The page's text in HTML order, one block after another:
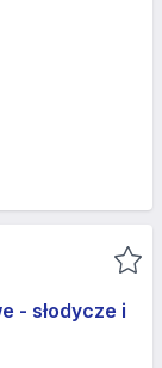
- słodycze i